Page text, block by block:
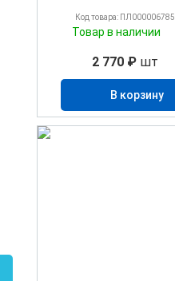
Код товара: ПЛ000006785
Товар в наличии
2 770 ₽шт
В корзину